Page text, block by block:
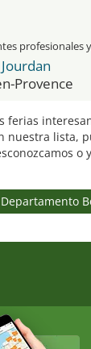
Provence
nuestra lista,
Departamento